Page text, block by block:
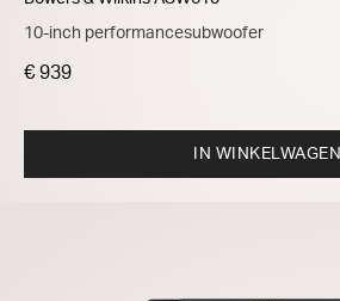
10-inch performancesubwoofer
€ 939
IN WINKELWAGEN